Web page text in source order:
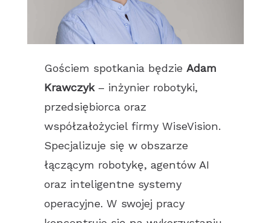
Gościem spotkania będzieAdam
Krawczyk– inżynier robotyki,
przedsiębiorca oraz
współzałożyciel firmy WiseVision.
Specjalizuje się w obszarze
łączącym robotykę, agentów AI
oraz inteligentne systemy
operacyjne. W swojej pracy